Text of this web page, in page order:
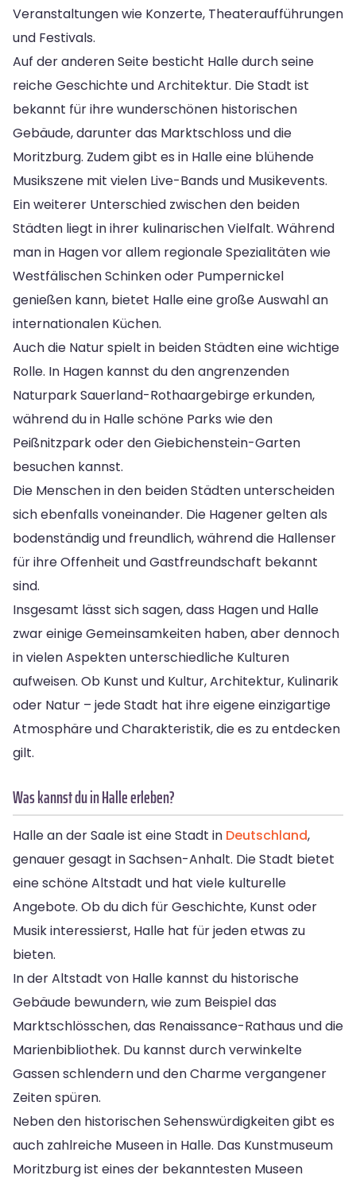
Veranstaltungen wie Konzerte, Theateraufführungen
und Festivals.
Auf der anderen Seite besticht Halle durch seine
reiche Geschichte und Architektur. Die Stadt ist
bekannt für ihre wunderschönen historischen
Gebäude, darunter das Marktschloss und die
Moritzburg. Zudem gibt es in Halle eine blühende
Musikszene mit vielen Live-Bands und Musikevents.
Ein weiterer Unterschied zwischen den beiden
Städten liegt in ihrer kulinarischen Vielfalt. Während
man in Hagen vor allem regionale Spezialitäten wie
Westfälischen Schinken oder Pumpernickel
genießen kann, bietet Halle eine große Auswahl an
internationalen Küchen.
Auch die Natur spielt in beiden Städten eine wichtige
Rolle. In Hagen kannst du den angrenzenden
Naturpark Sauerland-Rothaargebirge erkunden,
während du in Halle schöne Parks wie den
Peißnitzpark oder den Giebichenstein-Garten
besuchen kannst.
Die Menschen in den beiden Städten unterscheiden
sich ebenfalls voneinander. Die Hagener gelten als
bodenständig und freundlich, während die Hallenser
für ihre Offenheit und Gastfreundschaft bekannt
sind.
Insgesamt lässt sich sagen, dass Hagen und Halle
zwar einige Gemeinsamkeiten haben, aber dennoch
in vielen Aspekten unterschiedliche Kulturen
aufweisen. Ob Kunst und Kultur, Architektur, Kulinarik
oder Natur – jede Stadt hat ihre eigene einzigartige
Atmosphäre und Charakteristik, die es zu entdecken
gilt.
Was kannst du in Halle erleben?
Halle an der Saale ist eine Stadt in Deutschland,
genauer gesagt in Sachsen-Anhalt. Die Stadt bietet
eine schöne Altstadt und hat viele kulturelle
Angebote. Ob du dich für Geschichte, Kunst oder
Musik interessierst, Halle hat für jeden etwas zu
bieten.
In der Altstadt von Halle kannst du historische
Gebäude bewundern, wie zum Beispiel das
Marktschlösschen, das Renaissance-Rathaus und die
Marienbibliothek. Du kannst durch verwinkelte
Gassen schlendern und den Charme vergangener
Zeiten spüren.
Neben den historischen Sehenswürdigkeiten gibt es
auch zahlreiche Museen in Halle. Das Kunstmuseum
Moritzburg ist eines der bekanntesten Museen